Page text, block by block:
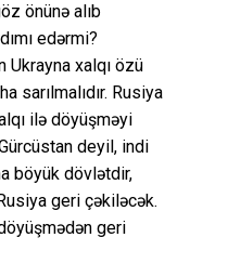
önünə alıb
edərmi?
xalqı özü
sarılmalıdır. Rusiya
ilə döyüşməyi
deyil, indi
böyük dövlətdir,
geri çəkiləcək.
geri